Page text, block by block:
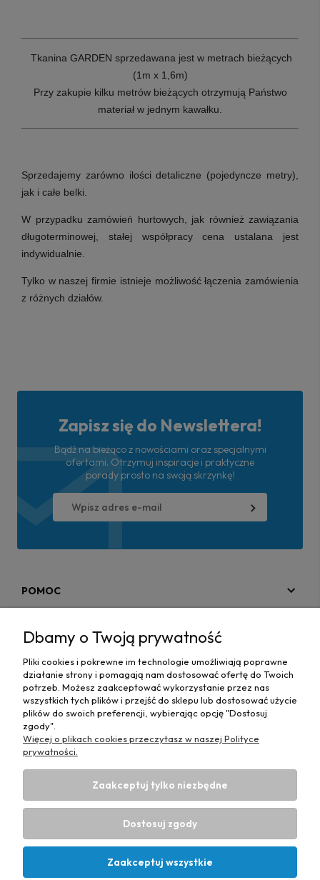
Tkanina GARDEN sprzedawana jest w metrach bieżących
(1m x 1,6m)
Przy zakupie kilku metrów bieżących otrzymują Państwo
materiał w jednym kawałku.
Sprzedajemy zarówno ilości detaliczne (pojedyncze metry),
jak i całe belki.
W przypadku zamówień hurtowych, jak również zawiązania
długoterminowej, stałej współpracy cena ustalana jest
indywidualnie.
Tylko w naszej firmie istnieje możliwość łączenia zamówienia
z różnych działów.
Zapisz się do Newslettera!
Bądź na bieżąco z nowościami oraz specjalnymi
ofertami. Otrzymuj inspiracje i praktyczne
porady prosto na swoją skrzynkę!
POMOC
MAPA STRONY
INFORMACJE
Hurtownia materiałów tapicerskich Adrian| ul. Chorzowska
50e, 44-100 Gliwice, woj. śląskie | E-mail:
6312703341
Dbamy o Twoją prywatność
Pliki cookies i pokrewne im technologie umożliwiają poprawne
działanie strony i pomagają nam dostosować ofertę do Twoich
potrzeb. Możesz zaakceptować wykorzystanie przez nas
wszystkich tych plików i przejść do sklepu lub dostosować użycie
plików do swoich preferencji, wybierając opcję "Dostosuj
zgody".
Więcej o plikach cookies przeczytasz w naszej Polityce
prywatności.
Zaakceptuj tylko niezbędne
Dostosuj zgody
Zaakceptuj wszystkie